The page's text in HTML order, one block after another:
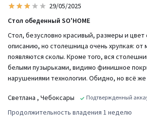
например, ковёр с геометрическим рисунком
элементы декора. Это придаст интерьеру
современный характер
• Мягкое освещение: разместите над
светильник с тёплым светом или свечи на
подставке - это усилит ощущение уюта и
столом особенно атмосферными
• Сервировка: используйте посуду из
акации и добавить лёгкости композиции
Функциональные детали и характеристики:
29/05/2025
Стол обеденный SO'HOME
Стол, безусловно красивый, размеры и цвет
описанию, но столешница очень хрупкая: от
появляются сколы. Кроме того, вся
белыми пузырьками, видимо финишное
нарушениями технологии. Обидно, но всё
Светлана , Чебоксары Подтвержденный
Продолжительность владения 1 неделю